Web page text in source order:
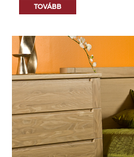
TOVÁBB